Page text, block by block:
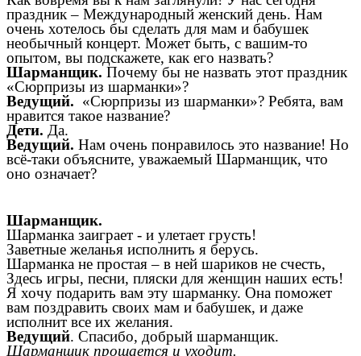
праздник – Международный женский день. Нам
очень хотелось бы сделать для мам и бабушек
необычный концерт. Может быть, с вашим-то
опытом, вы подскажете, как его назвать?
Шарманщик. Почему бы не назвать этот праздник
«Сюрпризы из шарманки»?
Ведущий. «Сюрпризы из шарманки»? Ребята, вам
нравится такое название?
Дети. Да.
Ведущий. Нам очень понравилось это название! Но
всё-таки объясните, уважаемый Шарманщик, что
оно означает?
Шарманщик.
Шарманка заиграет - и улетает грусть!
Заветные желанья исполнить я берусь.
Шарманка не простая – в ней шариков не счесть,
Здесь игры, песни, пляски для женщин наших есть!
Я хочу подарить вам эту шарманку. Она поможет
вам поздравить своих мам и бабушек, и даже
исполнит все их желания.
Ведущий. Спасибо, добрый шарманщик.
Шарманщик прощается и уходит.